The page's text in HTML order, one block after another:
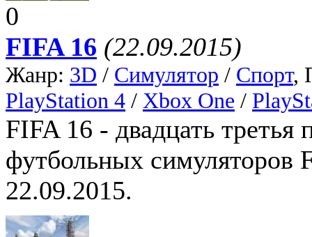
0
FIFA 16 (22.09.2015)
Жанр: 3D / Симулятор / Спорт,
PlayStation 4 / Xbox One /
FIFA 16 - двадцать третья
футбольных симуляторов
22.09.2015.